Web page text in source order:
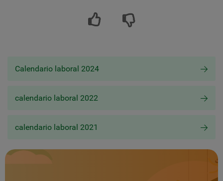
Calendario laboral 2024
calendario laboral 2022
calendario laboral 2021